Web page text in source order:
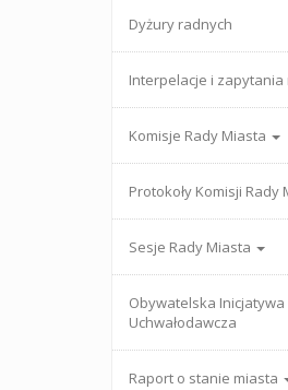
Dyżury radnych
Interpelacje i zapytania
Komisje Rady Miasta
Protokoły Komisji Rady
Sesje Rady Miasta
Obywatelska Inicjatywa
Uchwałodawcza
Raport o stanie miasta